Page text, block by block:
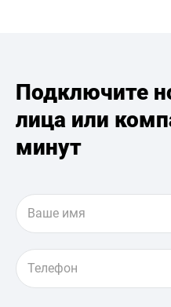
Подключите
лица или
минут